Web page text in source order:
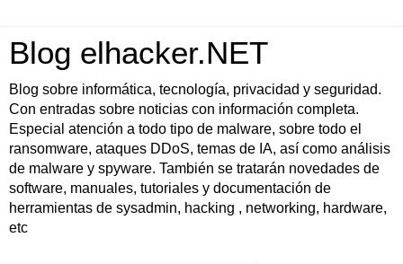
Blog elhacker.NET
Blog sobre informática, tecnología, privacidad y seguridad.
Con entradas sobre noticias con información completa.
Especial atención a todo tipo de malware, sobre todo el
ransomware, ataques DDoS, temas de IA, así como análisis
de malware y spyware. También se tratarán novedades de
software, manuales, tutoriales y documentación de
herramientas de sysadmin, hacking , networking, hardware,
etc